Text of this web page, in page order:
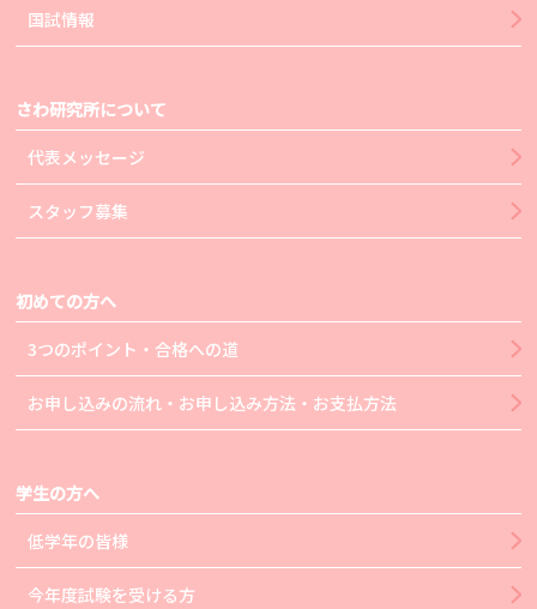
国試情報
さわ研究所について
代表メッセージ
スタッフ募集
初めての方へ
3つのポイント・合格への道
お申し込みの流れ・お申し込み方法・お支払方法
学生の方へ
低学年の皆様
今年度試験を受ける方